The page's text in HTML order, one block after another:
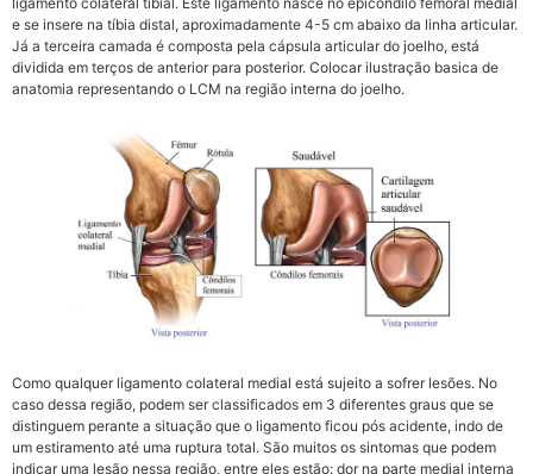
e se insere na tíbia distal, aproximadamente 4-5 cm abaixo da linha articular.
Já a terceira camada é composta pela cápsula articular do joelho, está
dividida em terços de anterior para posterior. Colocar ilustração basica de
anatomia representando o LCM na região interna do joelho.
Como qualquer ligamento colateral medial está sujeito a sofrer lesões. No
caso dessa região, podem ser classificados em 3 diferentes graus que se
distinguem perante a situação que o ligamento ficou pós acidente, indo de
um estiramento até uma ruptura total. São muitos os sintomas que podem
indicar uma lesão nessa região, entre eles estão: dor na parte medial interna